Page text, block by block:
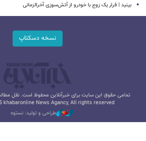
بینید | فرار یک زوج با خودرو از آتش‌سوزی آخرالزمانی
نسخه دسکتاپ
تمامی حقوق این سایت برای خبرآنلاین محفوظ است. نقل
khabaronline News Agancy, All rights reserved
طراحی و تولید: نستوه